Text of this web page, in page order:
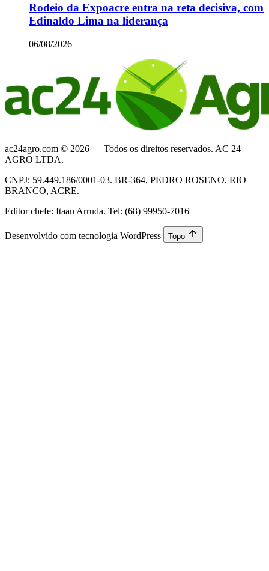
Rodeio da Expoacre entra na reta decisiva, com
Edinaldo Lima na liderança
06/08/2026
ac24agro.com © 2026 — Todos os direitos reservados. AC 24
AGRO LTDA.
CNPJ: 59.449.186/0001-03. BR-364, PEDRO ROSENO. RIO
BRANCO, ACRE.
Editor chefe: Itaan Arruda. Tel: (68) 99950-7016
Desenvolvido com tecnologia WordPress Topo